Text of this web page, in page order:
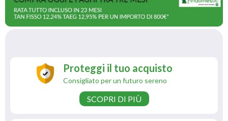
Proteggi il tuo acquisto
Consigliato per un futuro sereno
SCOPRI DI PIÙ